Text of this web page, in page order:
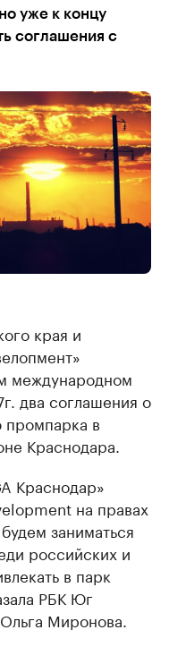
уже к концу
соглашения с
края и
международном
два соглашения о
промпарка в
Краснодара.
Краснодар»
на правах
заниматься
российских и
в парк
РБК Юг
Миронова.